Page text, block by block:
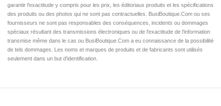
garantir l'exactitude y compris pour les prix, les éditoriaux produits et les spécifications
des produits ou des photos qui ne sont pas contractuelles. BusiBoutique.Com ou ses
fournisseurs ne sont pas responsables des conséquences, incidents ou dommages
spéciaux résultant des transmissions électroniques ou de l'exactitude de l'information
transmise même dans le cas ou BusiBoutique.Com a eu connaissance de la possibilité
de tels dommages. Les noms et marques de produits et de fabricants sont utilisés
seulement dans un but d'identification.